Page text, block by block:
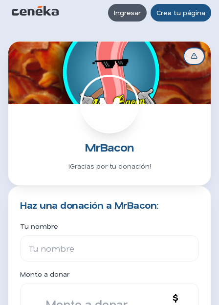
Ingresar Crea tu página
M
MrBacon
¡Gracias por tu donación!
Haz una donación a MrBacon:
Tu nombre
Monto a donar
$